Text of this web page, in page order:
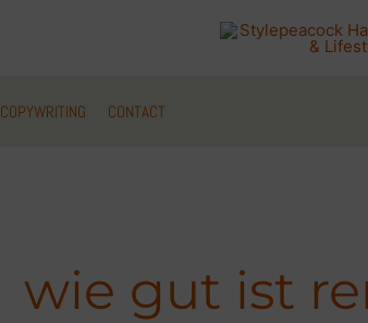
COPYWRITING CONTACT
wie gut ist